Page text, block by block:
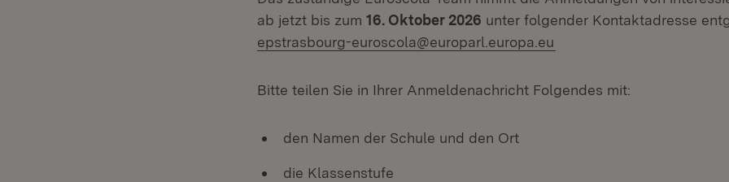
ab jetzt bis zum 16. Oktober 2026 unter folgender Kontaktadresse
epstrasbourg-euroscola@europarl.europa.eu
Bitte teilen Sie in Ihrer Anmeldenachricht Folgendes mit:
den Namen der Schule und den Ort
die Klassenstufe